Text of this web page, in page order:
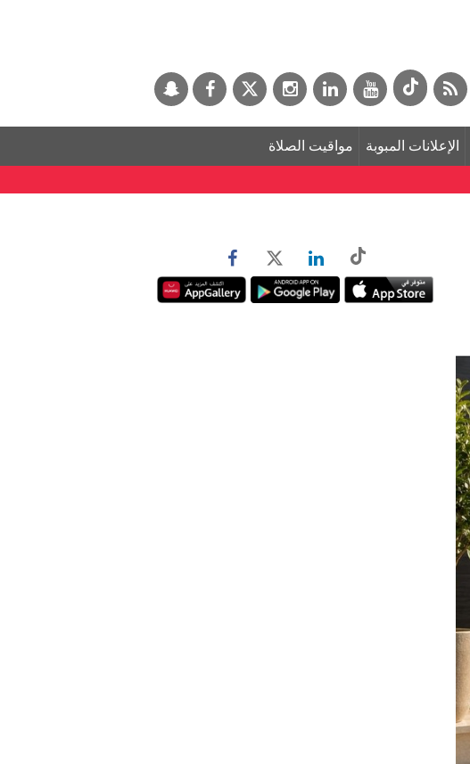
الإعلانات المبوبة مواقيت الصلاة